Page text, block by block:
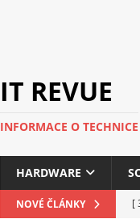
IT REVUE
INFORMACE O TECHNICE
HARDWARE
NOVÉ ČLÁNKY [